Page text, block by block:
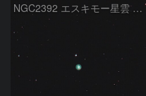
NGC2392 エスキモー星雲 ふたご座